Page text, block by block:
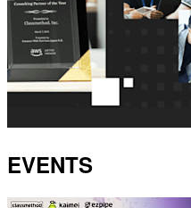
EVENTS